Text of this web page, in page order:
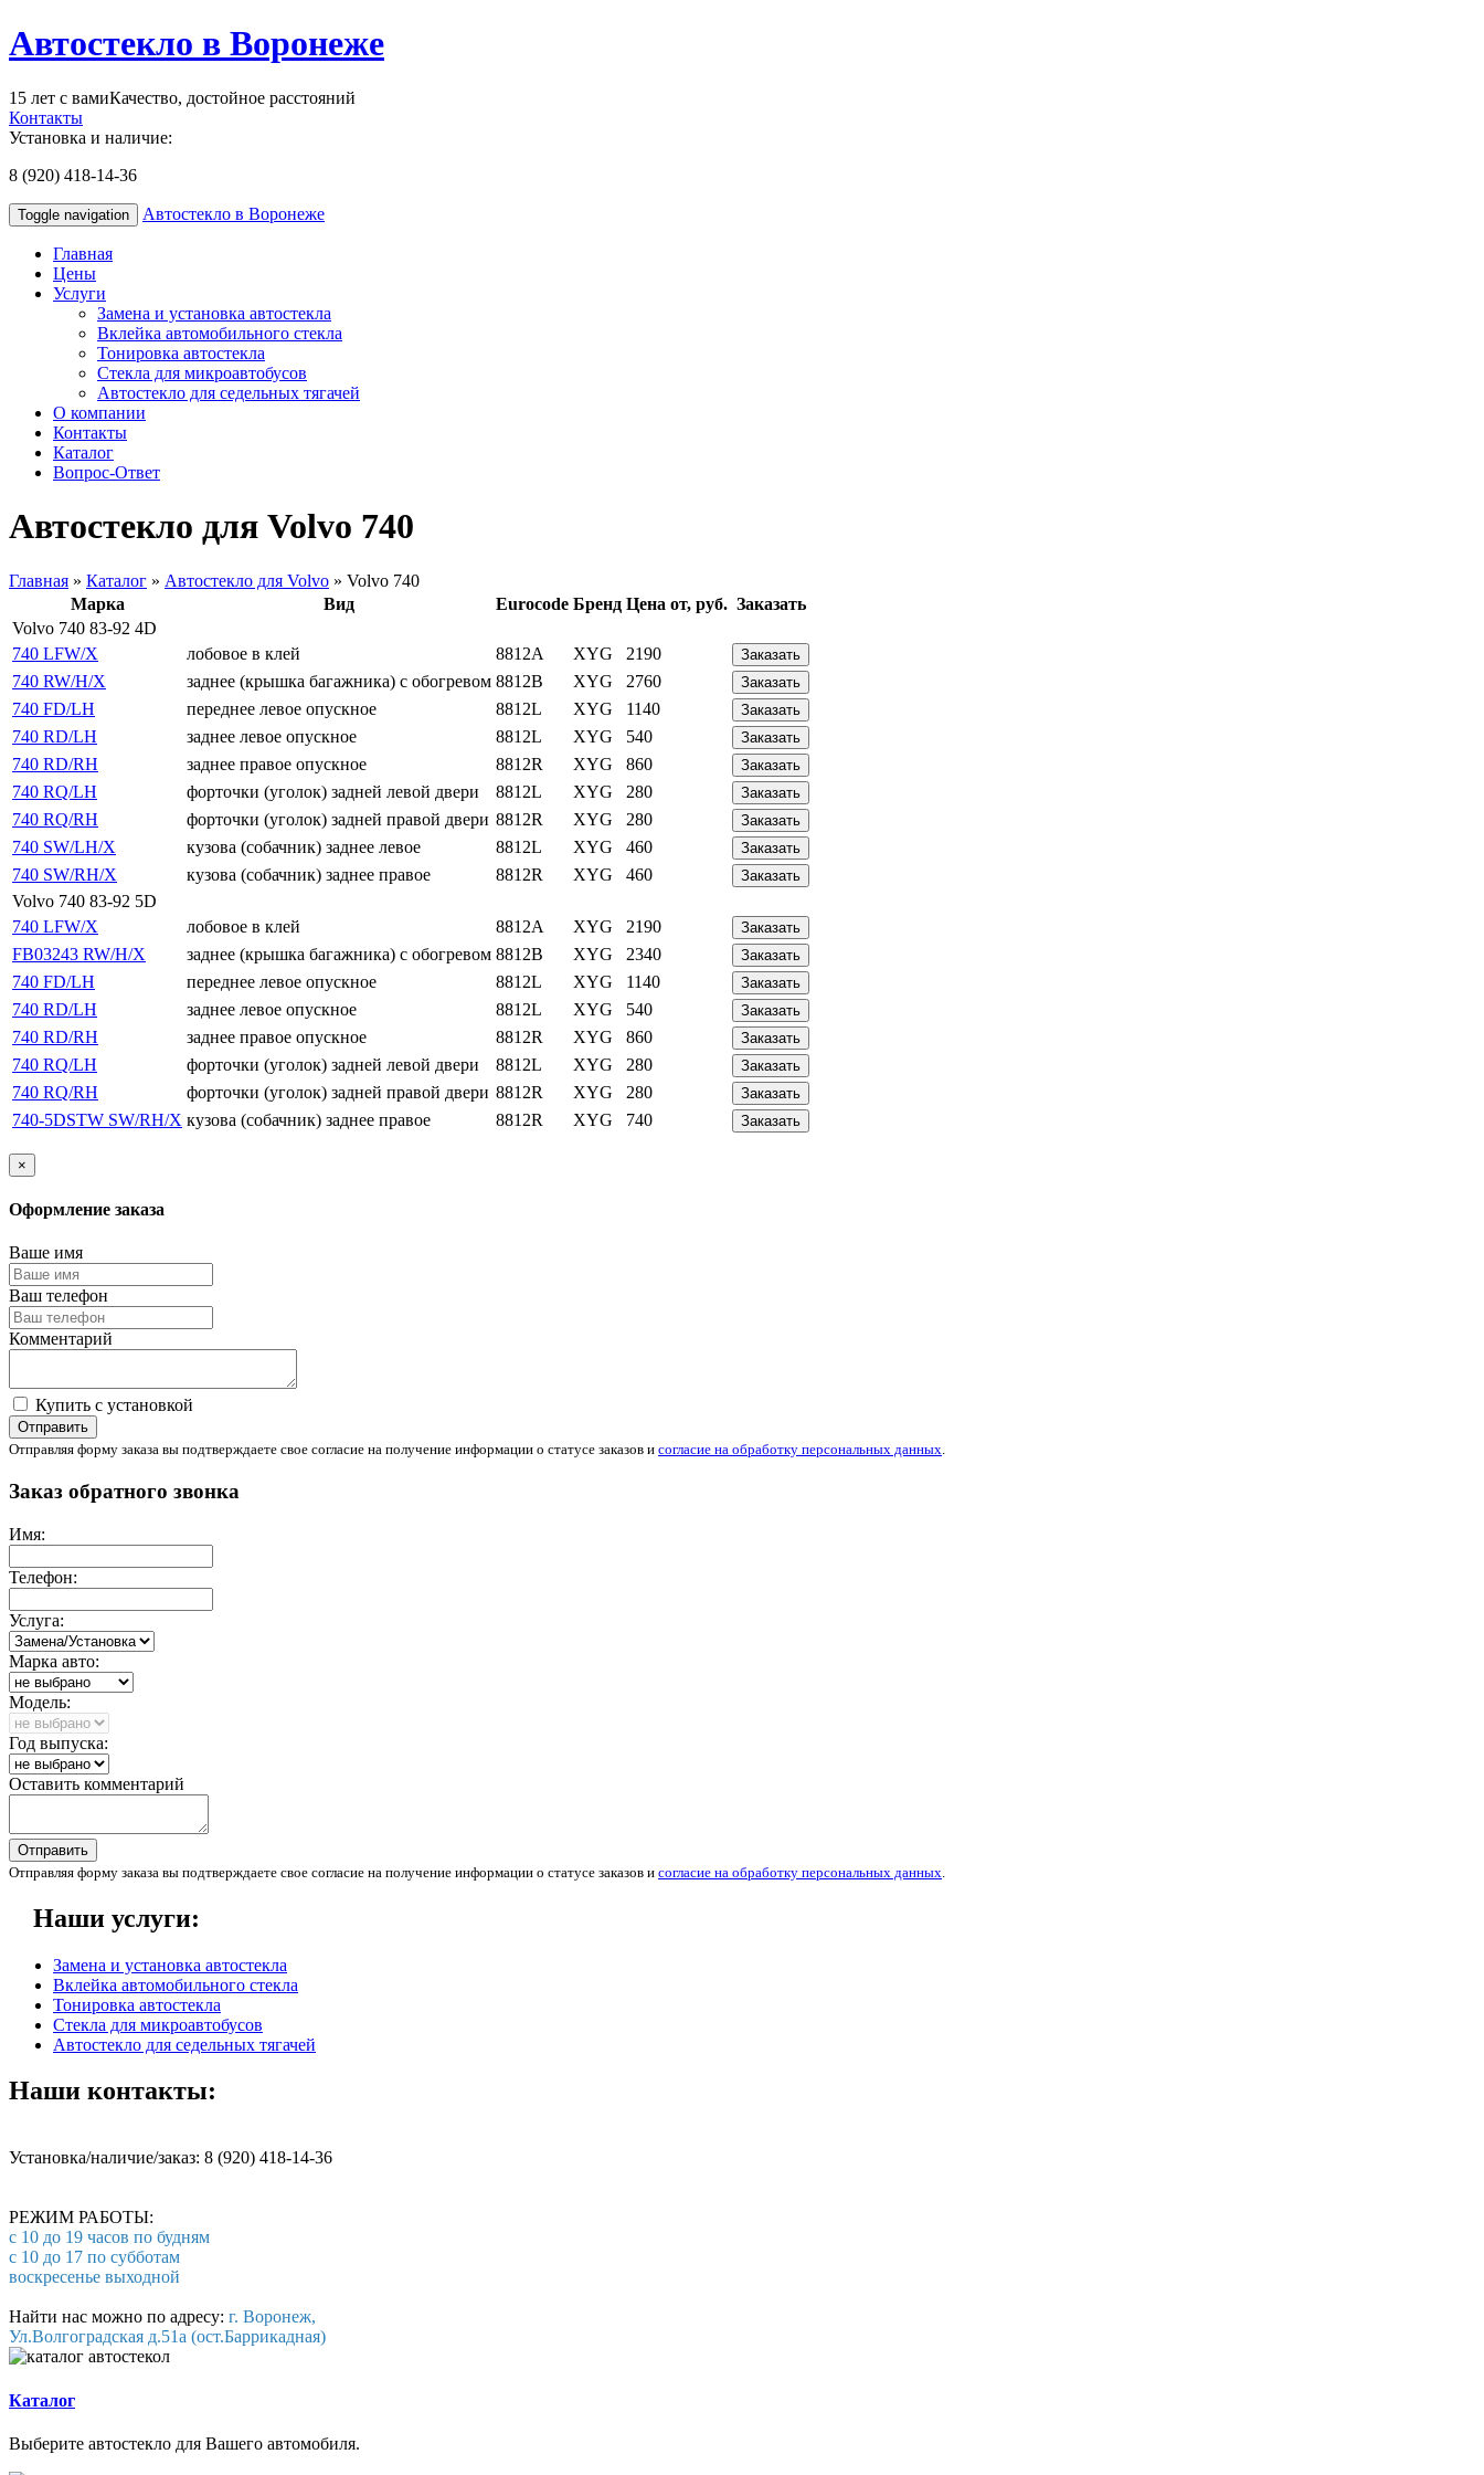
Автостекло в Воронеже
15 лет с вамиКачество, достойное расстояний
Контакты
Установка и наличие:
8 (920) 418-14-36
Toggle navigation Автостекло в Воронеже
Главная
Цены
Услуги
Замена и установка автостекла
Вклейка автомобильного стекла
Тонировка автостекла
Стекла для микроавтобусов
Автостекло для седельных тягачей
О компании
Контакты
Каталог
Вопрос-Ответ
Автостекло для Volvo 740
Главная » Каталог » Автостекло для Volvo » Volvo 740
Марка
Вид Eurocode Бренд Цена от, руб. Заказать
Volvo 740 83-92 4D
740 LFW/X
лобовое в клей 8812A XYG 2190 Заказать
740 RW/H/X заднее (крышка багажника) с обогревом 8812B XYG 2760 Заказать
740 FD/LH переднее левое опускное 8812L XYG 1140 Заказать
740 RD/LH заднее левое опускное 8812L XYG 540 Заказать
740 RD/RH заднее правое опускное 8812R XYG 860 Заказать
740 RQ/LH форточки (уголок) задней левой двери 8812L XYG 280 Заказать
740 RQ/RH форточки (уголок) задней правой двери 8812R XYG 280 Заказать
740 SW/LH/X кузова (собачник) заднее левое 8812L XYG 460 Заказать
740 SW/RH/X кузова (собачник) заднее правое 8812R XYG 460 Заказать
Volvo 740 83-92 5D
740 LFW/X
лобовое в клей 8812A XYG 2190 Заказать
FB03243 RW/H/X заднее (крышка багажника) с обогревом 8812B XYG 2340 Заказать
740 FD/LH переднее левое опускное 8812L XYG 1140 Заказать
740 RD/LH заднее левое опускное 8812L XYG 540 Заказать
740 RD/RH заднее правое опускное 8812R XYG 860 Заказать
740 RQ/LH форточки (уголок) задней левой двери 8812L XYG 280 Заказать
740 RQ/RH форточки (уголок) задней правой двери 8812R XYG 280 Заказать
740-5DSTW SW/RH/X кузова (собачник) заднее правое 8812R XYG 740 Заказать
×
Оформление заказа
Ваше имя
Ваш телефон
Комментарий
Купить с установкой
Отправить
Отправляя форму заказа вы подтверждаете свое согласие на получение информации о статусе заказов и согласие на обработку персональных данных.
Заказ обратного звонка
Имя:
Телефон:
Услуга:
Марка авто:
Модель:
Год выпуска:
Оставить комментарий
Отправить
Отправляя форму заказа вы подтверждаете свое согласие на получение информации о статусе заказов и согласие на обработку персональных данных
Наши услуги:
Замена и установка автостекла
Вклейка автомобильного стекла
Тонировка автостекла
Стекла для микроавтобусов
Автостекло для седельных тягачей
Наши контакты:
Установка/наличие/заказ: 8 (920) 418-14-36
РЕЖИМ РАБОТЫ:
с 10 до 19 часов по будням
с 10 до 17 по субботам
воскресенье выходной
Найти нас можно по адресу: г. Воронеж,
Ул.Волгоградская д.51а (ост.Баррикадная)
Каталог
Выберите автостекло для Вашего автомобиля.